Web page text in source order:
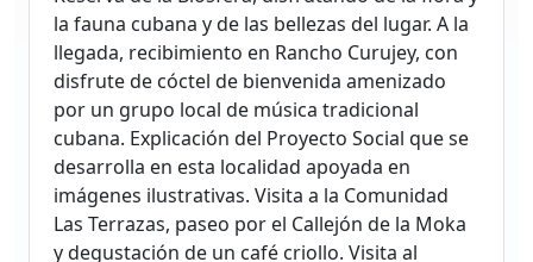
la fauna cubana y de las bellezas del lugar. A la
llegada, recibimiento en Rancho Curujey, con
disfrute de cóctel de bienvenida amenizado
por un grupo local de música tradicional
cubana. Explicación del Proyecto Social que se
desarrolla en esta localidad apoyada en
imágenes ilustrativas. Visita a la Comunidad
Las Terrazas, paseo por el Callejón de la Moka
y degustación de un café criollo. Visita al